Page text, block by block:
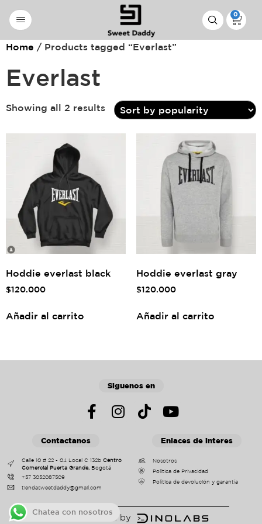
0
Home / Products tagged “Everlast”
Everlast
Showing all 2 results
Hoddie everlast black
$120.000
Añadir al carrito
Hoddie everlast gray
$120.000
Añadir al carrito
Siguenos en
Contactanos
Calle 10 # 22 - 04 Local C 132b Centro
Comercial Puerta Grande,Bogotá
+57 3052087509
tiendasweetdaddy@gmail.com
Enlaces de interes
Nosotros
Política de Privacidad
Política de devolución y garantía
Powered by
Chatea con nosotros